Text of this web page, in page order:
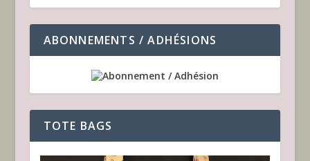
ABONNEMENTS / ADHÉSIONS
TOTE BAGS